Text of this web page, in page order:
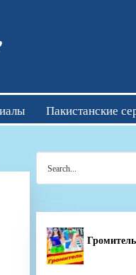
Пакистанские
for: